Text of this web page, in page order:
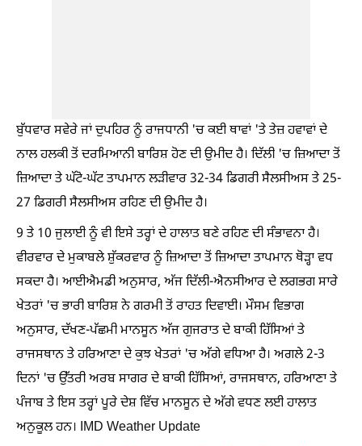
ਬੁੱਧਵਾਰ ਸਵੇਰੇ ਜਾਂ ਦੁਪਹਿਰ ਨੂੰ ਰਾਜਧਾਨੀ 'ਚ ਕਈ ਥਾਵਾਂ 'ਤੇ ਤੇਜ਼ ਹਵਾਵਾਂ ਦੇ
ਨਾਲ ਹਲਕੀ ਤੋਂ ਦਰਮਿਆਨੀ ਬਾਰਿਸ਼ ਹੋਣ ਦੀ ਉਮੀਦ ਹੈ। ਦਿੱਲੀ 'ਚ ਜ਼ਿਆਦਾ ਤੋਂ
ਜ਼ਿਆਦਾ ਤੇ ਘੱਟੋ-ਘੱਟ ਤਾਪਮਾਨ ਲੜੀਵਾਰ 32-34 ਡਿਗਰੀ ਸੈਲਸੀਅਸ ਤੇ 25-
27 ਡਿਗਰੀ ਸੈਲਸੀਅਸ ਰਹਿਣ ਦੀ ਉਮੀਦ ਹੈ।
9 ਤੇ 10 ਜੁਲਾਈ ਨੂੰ ਵੀ ਇਸੇ ਤਰ੍ਹਾਂ ਦੇ ਹਾਲਾਤ ਬਣੇ ਰਹਿਣ ਦੀ ਸੰਭਾਵਨਾ ਹੈ।
ਵੀਰਵਾਰ ਦੇ ਮੁਕਾਬਲੇ ਸ਼ੁੱਕਰਵਾਰ ਨੂੰ ਜ਼ਿਆਦਾ ਤੋਂ ਜ਼ਿਆਦਾ ਤਾਪਮਾਨ ਥੋੜ੍ਹਾ ਵਧ
ਸਕਦਾ ਹੈ। ਆਈਐਮਡੀ ਅਨੁਸਾਰ, ਅੱਜ ਦਿੱਲੀ-ਐਨਸੀਆਰ ਦੇ ਲਗਭਗ ਸਾਰੇ
ਖੇਤਰਾਂ 'ਚ ਭਾਰੀ ਬਾਰਿਸ਼ ਨੇ ਗਰਮੀ ਤੋਂ ਰਾਹਤ ਦਿਵਾਈ। ਮੌਸਮ ਵਿਭਾਗ
ਅਨੁਸਾਰ, ਦੱਖਣ-ਪੱਛਮੀ ਮਾਨਸੂਨ ਅੱਜ ਗੁਜਰਾਤ ਦੇ ਬਾਕੀ ਹਿੱਸਿਆਂ ਤੇ
ਰਾਜਸਥਾਨ ਤੇ ਹਰਿਆਣਾ ਦੇ ਕੁਝ ਖੇਤਰਾਂ 'ਚ ਅੱਗੇ ਵਧਿਆ ਹੈ। ਅਗਲੇ 2-3
ਦਿਨਾਂ 'ਚ ਉੱਤਰੀ ਅਰਬ ਸਾਗਰ ਦੇ ਬਾਕੀ ਹਿੱਸਿਆਂ, ਰਾਜਸਥਾਨ, ਹਰਿਆਣਾ ਤੇ
ਪੰਜਾਬ ਤੇ ਇਸ ਤਰ੍ਹਾਂ ਪੂਰੇ ਦੇਸ਼ ਵਿੱਚ ਮਾਨਸੂਨ ਦੇ ਅੱਗੇ ਵਧਣ ਲਈ ਹਾਲਾਤ
ਅਨੁਕੂਲ ਹਨ। IMD Weather Update